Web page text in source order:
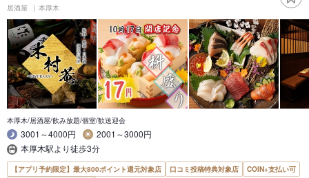
居酒屋 本厚木
本厚木/居酒屋/飲み放題/個室/歓送迎会
3001～4000円
2001～3000円
本厚木駅より徒歩3分
【アプリ予約限定】最大800ポイント還元対象店 口コミ投稿特典対象店
COIN+支払い可